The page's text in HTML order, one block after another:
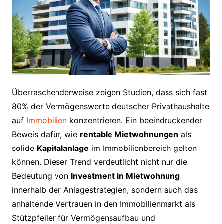
Überraschenderweise zeigen Studien, dass sich fast
80% der Vermögenswerte deutscher Privathaushalte
auf Immobilienkonzentrieren. Ein beeindruckender
Beweis dafür, wie rentable Mietwohnungen als
solide Kapitalanlage im Immobilienbereich gelten
können. Dieser Trend verdeutlicht nicht nur die
Bedeutung von Investment in Mietwohnung
innerhalb der Anlagestrategien, sondern auch das
anhaltende Vertrauen in den Immobilienmarkt als
Stützpfeiler für Vermögensaufbau und